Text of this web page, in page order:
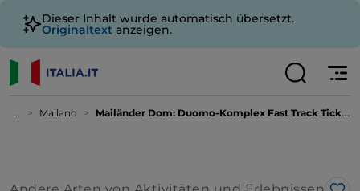
Dieser Inhalt wurde automatisch übersetzt.
Originaltext anzeigen.
... Mailand Mailänder Dom: Duomo-Komplex Fast Track Ticket